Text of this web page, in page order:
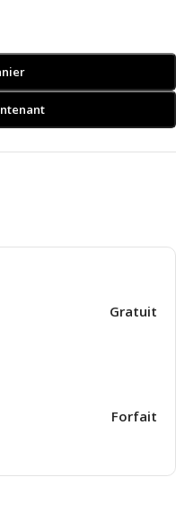
Gratuit
Forfait